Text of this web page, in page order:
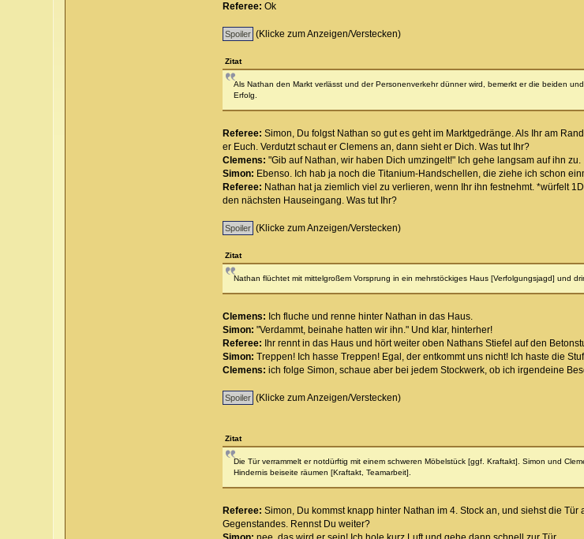
Referee: Ok
(Klicke zum Anzeigen/Verstecken)
Zitat
Als Nathan den Markt verlässt und der Personenverkehr dünner wird, bemerkt er die beiden
Erfolg.
Referee: Simon, Du folgst Nathan so gut es geht im Marktgedränge. Als Ihr am
er Euch. Verdutzt schaut er Clemens an, dann sieht er Dich. Was tut Ihr?
Clemens: "Gib auf Nathan, wir haben Dich umzingelt!" Ich gehe langsam auf ihn zu.
Simon: Ebenso. Ich hab ja noch die Titanium-Handschellen, die ziehe ich schon
Referee: Nathan hat ja ziemlich viel zu verlieren, wenn Ihr ihn festnehmt. *würfelt
den nächsten Hauseingang. Was tut Ihr?
(Klicke zum Anzeigen/Verstecken)
Zitat
Nathan flüchtet mit mittelgroßem Vorsprung in ein mehrstöckiges Haus [Verfolgungsjagd] und
Clemens: Ich fluche und renne hinter Nathan in das Haus.
Simon: "Verdammt, beinahe hatten wir ihn." Und klar, hinterher!
Referee:
Ihr rennt in das Haus und hört weiter oben Nathans Stiefel auf den
Simon: Treppen! Ich hasse Treppen! Egal, der entkommt uns nicht! Ich haste die
Clemens: ich folge Simon, schaue aber bei jedem Stockwerk, ob ich irgendeine
(Klicke zum Anzeigen/Verstecken)
Zitat
Die Tür verrammelt er notdürftig mit einem schweren Möbelstück [ggf. Kraftakt]. Simon und
Hindernis beiseite räumen [Kraftakt, Teamarbeit].
Referee: Simon, Du kommst knapp hinter Nathan im 4. Stock an, und siehst die
Gegenstandes. Rennst Du weiter?